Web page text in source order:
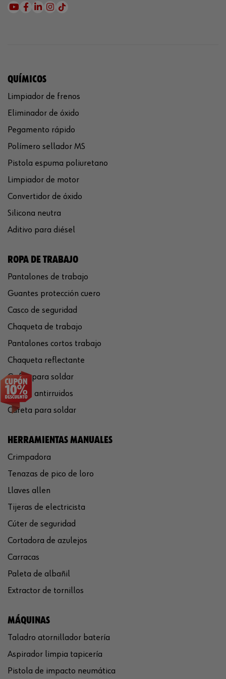
QUÍMICOS
Limpiador de frenos
Eliminador de óxido
Pegamento rápido
Polímero sellador MS
Pistola espuma poliuretano
Limpiador de motor
Convertidor de óxido
Silicona neutra
Aditivo para diésel
ROPA DE TRABAJO
Pantalones de trabajo
Guantes protección cuero
Casco de seguridad
Chaqueta de trabajo
Pantalones cortos trabajo
Chaqueta reflectante
Gafas para soldar
Cascos antirruidos
Careta para soldar
HERRAMIENTAS MANUALES
Crimpadora
Tenazas de pico de loro
Llaves allen
Tijeras de electricista
Cúter de seguridad
Cortadora de azulejos
Carracas
Paleta de albañil
Extractor de tornillos
MÁQUINAS
Taladro atornillador batería
Aspirador limpia tapicería
Pistola de impacto neumática